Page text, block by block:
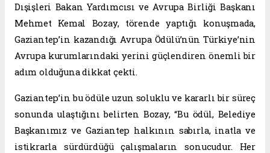
Dışişleri Bakan Yardımcısı ve Avrupa Birliği Başkanı
Mehmet Kemal Bozay, törende yaptığı konuşmada,
Gaziantep’in kazandığı Avrupa Ödülü’nün Türkiye’nin
Avrupa kurumlarındaki yerini güçlendiren önemli bir
adım olduğuna dikkat çekti.
Gaziantep’in bu ödüle uzun soluklu ve kararlı bir süreç
sonunda ulaştığını belirten Bozay, “Bu ödül, Belediye
Başkanımız ve Gaziantep halkının sabırla, inatla ve
istikrarla sürdürdüğü çalışmaların sonucudur. Her